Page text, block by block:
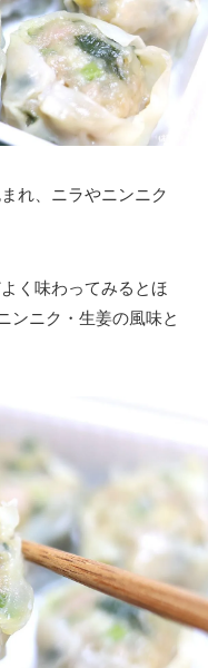
れ、ニラやニンニク
く味わってみるとほ
ンニク・生姜の風味と